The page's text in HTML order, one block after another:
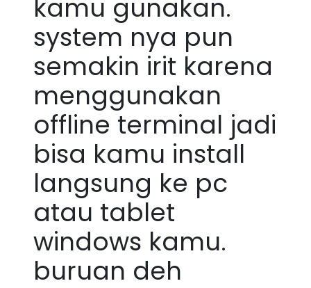
kamu gunakan.
system nya pun
semakin irit karena
menggunakan
offline terminal jadi
bisa kamu install
langsung ke pc
atau tablet
windows kamu.
buruan deh